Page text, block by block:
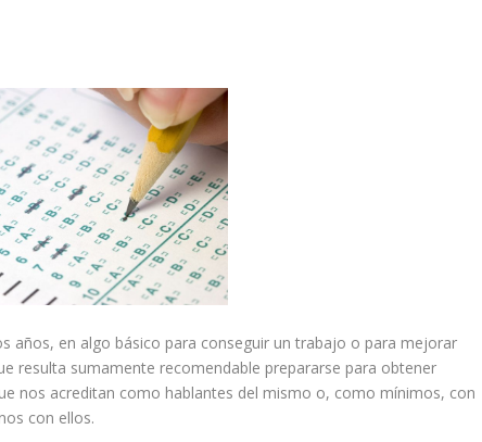
años, en algo básico para conseguir un trabajo o para mejorar
resulta sumamente recomendable prepararse para obtener
nos acreditan como hablantes del mismo o, como mínimos, con
con ellos.